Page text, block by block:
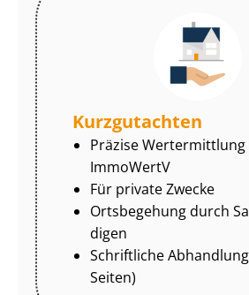
Kurzgutachten
Präzise Wertermittlung
ImmoWertV
Für private Zwecke
Ortsbegehung durch
di­gen
Schriftliche
Seiten)